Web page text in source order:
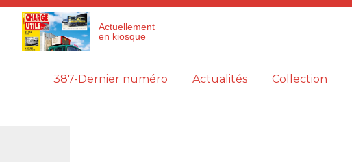
Actuellement
en kiosque
387-Dernier numéro Actualités Collection
Panneau de gestion des cookies